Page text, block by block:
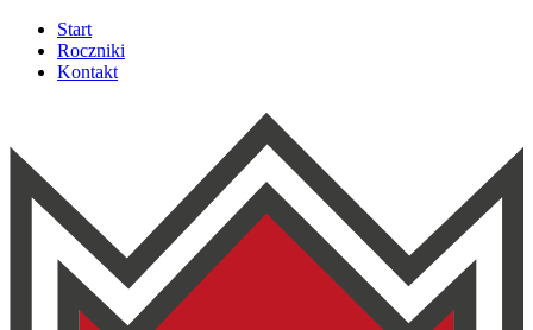
Start
Roczniki
Kontakt